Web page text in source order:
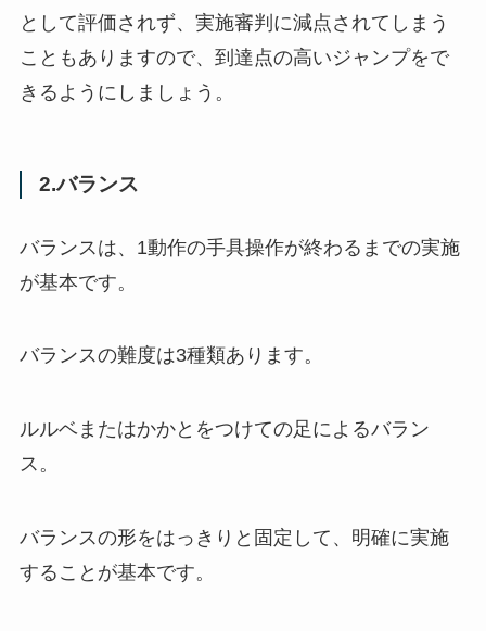
として評価されず、実施審判に減点されてしまう
こともありますので、到達点の高いジャンプをで
きるようにしましょう。
2.バランス
バランスは、1動作の手具操作が終わるまでの実施
が基本です。
バランスの難度は3種類あります。
ルルベまたはかかとをつけての足によるバラン
ス。
バランスの形をはっきりと固定して、明確に実施
することが基本です。